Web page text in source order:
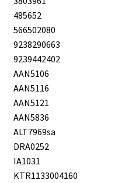
485652
566502080
9238290663
9239442402
AAN5106
AAN5116
AAN5121
AAN5836
ALT7969sa
DRA0252
IA1031
KTR1133004160